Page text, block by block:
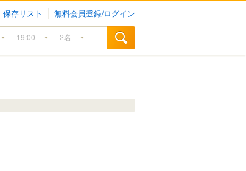
保存リスト 無料会員登録/ログイン